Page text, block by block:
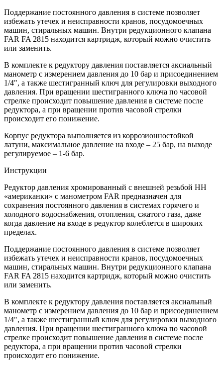
Поддержание постоянного давления в системе позволяет
избежать утечек и неисправности кранов, посудомоечных
машин, стиральных машин. Внутри редукционного клапана
FAR FA 2815 находится картридж, который можно очистить
или заменить.
В комплекте к редуктору давления поставляется аксиальный
манометр с измерением давления до 10 бар и присоединением
1/4", а также шестигранный ключ для регулировки выходного
давления. При вращении шестигранного ключа по часовой
стрелке происходит повышение давления в системе после
редуктора, а при вращении против часовой стрелки
происходит его понижение.
Корпус редуктора выполняется из коррозионностойкой
латуни, максимальное давление на входе – 25 бар, на выходе
регулируемое – 1-6 бар.
Инструкции
Редуктор давления хромированный с внешней резьбой HH
«американки» с манометром FAR предназначен для
сохранения постоянного давления в системах горячего и
холодного водоснабжения, отопления, сжатого газа, даже
когда давление на входе в редуктор колеблется в широких
пределах.
Поддержание постоянного давления в системе позволяет
избежать утечек и неисправности кранов, посудомоечных
машин, стиральных машин. Внутри редукционного клапана
FAR FA 2815 находится картридж, который можно очистить
или заменить.
В комплекте к редуктору давления поставляется аксиальный
манометр с измерением давления до 10 бар и присоединением
1/4", а также шестигранный ключ для регулировки выходного
давления. При вращении шестигранного ключа по часовой
стрелке происходит повышение давления в системе после
редуктора, а при вращении против часовой стрелки
происходит его понижение.